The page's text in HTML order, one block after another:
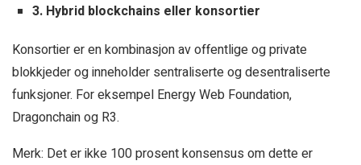
3. Hybrid blockchains eller konsortier
Konsortier er en kombinasjon av offentlige og private
blokkjeder og inneholder sentraliserte og desentraliserte
funksjoner. For eksempel Energy Web Foundation,
Dragonchain og R3.
Merk: Det er ikke 100 prosent konsensus om dette er